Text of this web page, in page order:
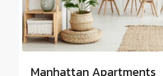
Manhattan Apartments